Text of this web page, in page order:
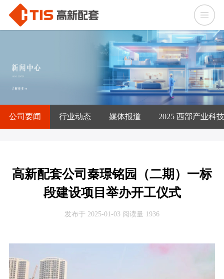
公司要闻 行业动态 媒体报道 2025 西部产业科
高新配套公司秦璟铭园（二期）一标
段建设项目举办开工仪式
发布于 2025-01-03 阅读量 1936